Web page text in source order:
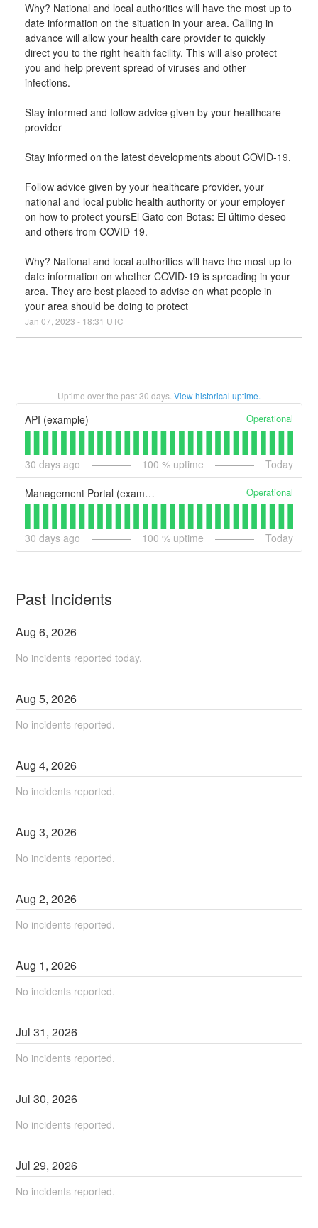
Why? National and local authorities will have the most up to
date information on the situation in your area. Calling in
advance will allow your health care provider to quickly
direct you to the right health facility. This will also protect
you and help prevent spread of viruses and other
infections.
Stay informed and follow advice given by your healthcare
provider
Stay informed on the latest developments about COVID-19.
Follow advice given by your healthcare provider, your
national and local public health authority or your employer
on how to protect yoursEl Gato con Botas: El último deseo
and others from COVID-19.
Why? National and local authorities will have the most up to
date information on whether COVID-19 is spreading in your
area. They are best placed to advise on what people in
your area should be doing to protect
Jan07 ,2023 - 18:31 UTC
Uptime over the past30 days. View historical uptime.
API (example) Operational
30 days ago 100 % uptime Today
Management Portal (example) Operational
30 days ago 100 % uptime Today
Past Incidents
Aug6,2026
No incidents reported today.
Aug5,2026
No incidents reported.
Aug4,2026
No incidents reported.
Aug3,2026
No incidents reported.
Aug2,2026
No incidents reported.
Aug 1,2026
No incidents reported.
Jul31,2026
No incidents reported.
Jul30,2026
No incidents reported.
Jul29,2026
No incidents reported.